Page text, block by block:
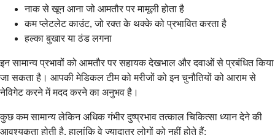
नाक से खून आना जो आमतौर पर मामूली होता है
कम प्लेटलेट काउंट, जो रक्त के थक्के को प्रभावित करता है
हल्का बुखार या ठंड लगना
इन सामान्य प्रभावों को आमतौर पर सहायक देखभाल और दवाओं से प्रबंधित किया
जा सकता है। आपकी मेडिकल टीम को मरीजों को इन चुनौतियों को आराम से
नेविगेट करने में मदद करने का अनुभव है।
कुछ कम सामान्य लेकिन अधिक गंभीर दुष्प्रभाव तत्काल चिकित्सा ध्यान देने की
आवश्यकता होती है, हालांकि वे ज्यादातर लोगों को नहीं होते हैं: